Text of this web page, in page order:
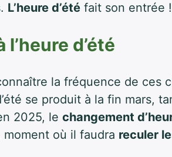
L’heure d’été fait son entrée !
l’heure d’été
la fréquence de ces
se produit à la fin mars,
2025, le changement
où il faudra reculer